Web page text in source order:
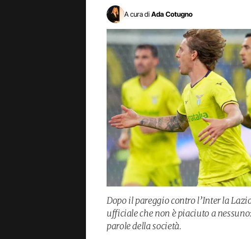
A cura di Ada Cotugno
Dopo il pareggio contro l’Inter la
ufficiale che non è piaciuto a
parole della società.